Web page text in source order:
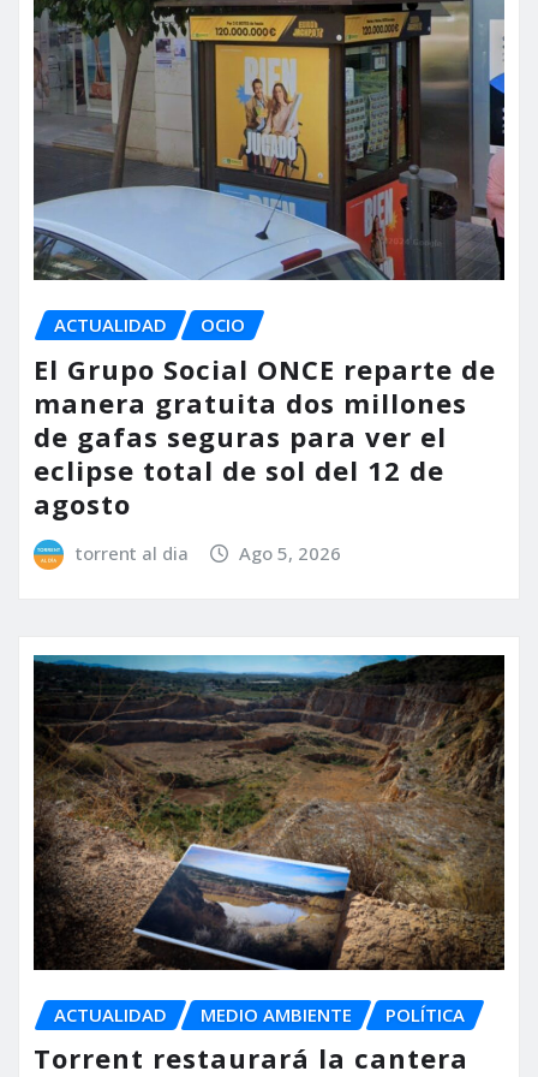
ACTUALIDAD OCIO
El Grupo Social ONCE reparte de
manera gratuita dos millones
de gafas seguras para ver el
eclipse total de sol del 12 de
agosto
torrent al dia Ago 5, 2026
ACTUALIDAD MEDIO AMBIENTE POLÍTICA
Torrent restaurará la cantera